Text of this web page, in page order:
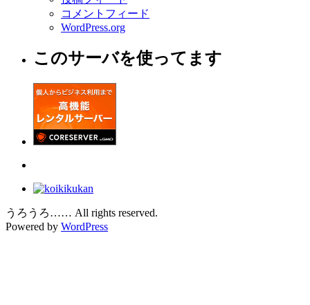
コメントフィード
WordPress.org
このサーバを使ってます
うろうろ…… All rights reserved.
Powered by WordPress